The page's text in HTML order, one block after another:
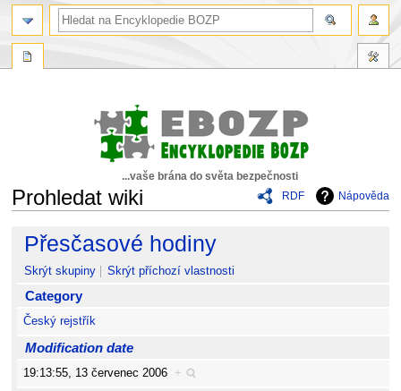
...vaše brána do světa bezpečnosti
RDF
Nápověda
Prohledat wiki
Skočit
navigaci
Skočit
vyhledávání
Přesčasové hodiny
Skrýt skupiny Skrýt příchozí vlastnosti
Category
Český rejstřík
Modification date
19:13:55, 13 červenec 2006 +